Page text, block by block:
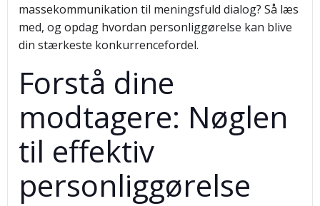
massekommunikation til meningsfuld dialog? Så læs
med, og opdag hvordan personliggørelse kan blive
din stærkeste konkurrencefordel.
Forstå dine
modtagere: Nøglen
til effektiv
personliggørelse